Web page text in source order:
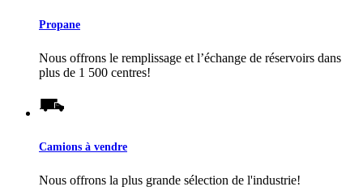
Propane
Nous offrons le remplissage et l’échange de réservoirs dans
plus de 1 500 centres!
Camions à vendre
Nous offrons la plus grande sélection de l'industrie!